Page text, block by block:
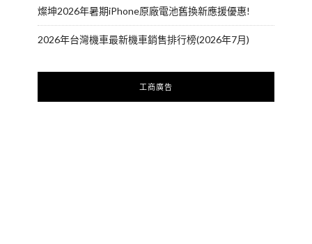
燦坤2026年暑期iPhone原廠電池舊換新應援優惠!
2026年台灣機車最新機車銷售排行榜(2026年7月)
工商廣告